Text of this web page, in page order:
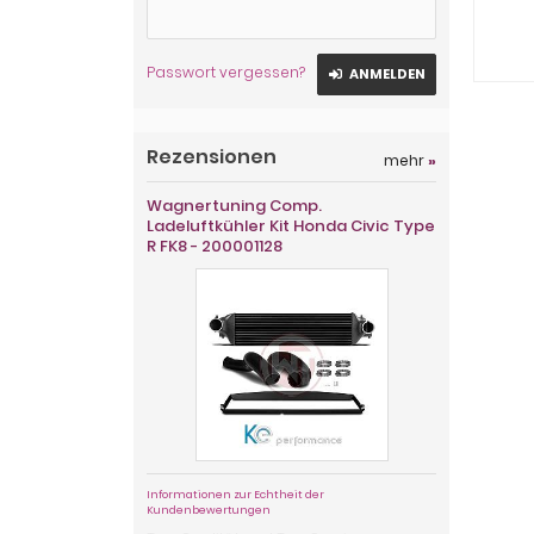
Passwort vergessen? ANMELDEN
Rezensionen mehr»
Wagnertuning Comp.
Ladeluftkühler Kit Honda Civic Type
R FK8 - 200001128
Informationen zur Echtheit der
Kundenbewertungen